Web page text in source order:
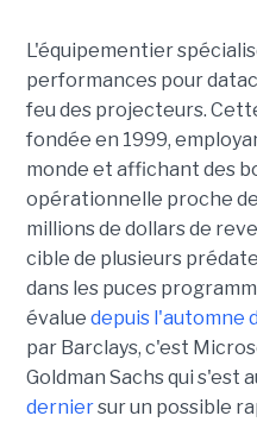
L'équipementier
performances pour
feu des projecteurs.
fondée en 1999,
monde et affichant des
opérationnelle proche
millions de dollars de
cible de plusieurs
dans les puces
évalue depuis l'automne
par Barclays, c'est
Goldman Sachs qui s'est
derniersur un possible